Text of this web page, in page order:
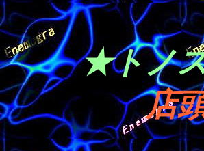
★トノ
店